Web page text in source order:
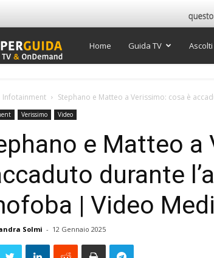
Super
Home Guida TV
Infotainment Stephano e Matteo a Verissimo: cosa è
Verissimo Video
e Matteo a
durante
| Video
Solmi - 12 Gennaio 2025